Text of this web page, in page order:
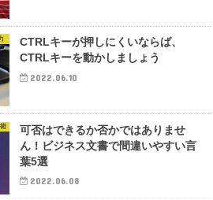
CTRLキーが押しにくいならば、
CTRLキーを動かしましょう
2022.06.10
可否はできるか否かではありませ
ん！ビジネス文書で間違いやすい言
葉5選
2022.06.08